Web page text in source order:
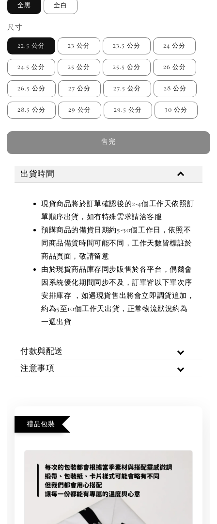
全黑 全白
尺寸
22.5 公分 23 公分 23.5 公分 24 公分
24.5 公分 25 公分 25.5 公分 26 公分
26.5 公分 27 公分 27.5 公分 28 公分
28.5 公分 29 公分 29.5 公分 30 公分
售完
出貨時間
現貨商品將於訂單確認後的2-4個工作天依照訂
單順序出貨，如有特殊需求請洽客服
預購商品的備貨日期約5-30個工作日，依照不
同商品備貨時間可能不同，工作天數皆標註於
商品頁面，敬請留意
由於現貨商品庫存同步販售於各平台，偶爾會
因系統優化期間同步不及，訂單皆以下單次序
安排庫存 ，如遇現貨售出將會立即調貨追加，
約為5至10個工作天出貨，正常物流狀況約為
一週出貨
付款與配送
注意事項
禮品包裝